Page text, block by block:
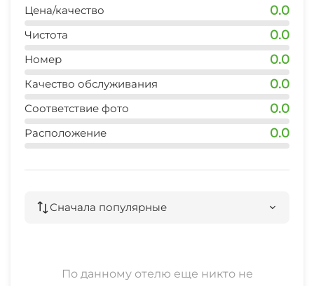
Цена/качество 0.0
Чистота 0.0
Номер 0.0
Качество обслуживания 0.0
Соответствие фото 0.0
Расположение 0.0
Сначала популярные
По данному отелю еще никто не